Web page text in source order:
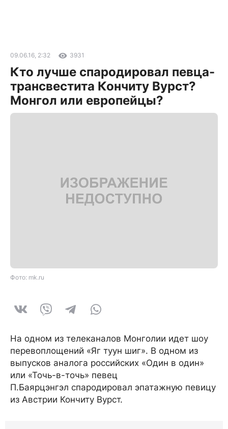
09.06.16, 2:32 3931
Кто лучше спародировал певца-
трансвестита Кончиту Вурст?
Монгол или европейцы?
Фото: mk.ru
На одном из телеканалов Монголии идет шоу
перевоплощений «Яг туун шиг». В одном из
выпусков аналога российских «Один в один»
или «Точь-в-точь» певец
П.Баярцэнгэл спародировал эпатажную певицу
из Австрии Кончиту Вурст.